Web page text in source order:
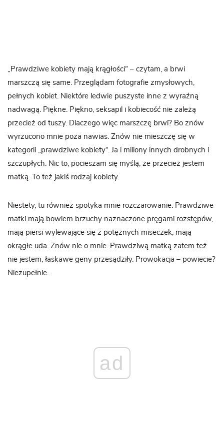
„Prawdziwe kobiety mają krągłości” – czytam, a brwi
marszczą się same. Przeglądam fotografie zmysłowych,
pełnych kobiet. Niektóre ledwie puszyste inne z wyraźną
nadwagą. Piękne. Piękno, seksapil i kobiecość nie zależą
przecież od tuszy. Dlaczego więc marszczę brwi? Bo znów
wyrzucono mnie poza nawias. Znów nie mieszczę się w
kategorii „prawdziwe kobiety”. Ja i miliony innych drobnych i
szczupłych. Nic to, pocieszam się myślą, że przecież jestem
matką. To też jakiś rodzaj kobiety.
Niestety, tu również spotyka mnie rozczarowanie. Prawdziwe
matki mają bowiem brzuchy naznaczone pręgami rozstępów,
mają piersi wylewające się z potężnych miseczek, mają
okrągłe uda. Znów nie o mnie. Prawdziwą matką zatem też
nie jestem, łaskawe geny przesądziły. Prowokacja – powiecie?
Niezupełnie.
ad